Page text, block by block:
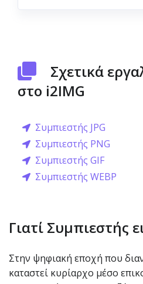
Σχετικά
στο i2IMG
Συμπιεστής JPG
Συμπιεστής PNG
Συμπιεστής GIF
Συμπιεστής WEBP
Γιατί Συμπιεστής
Στην ψηφιακή εποχή που
καταστεί κυρίαρχο μέσο